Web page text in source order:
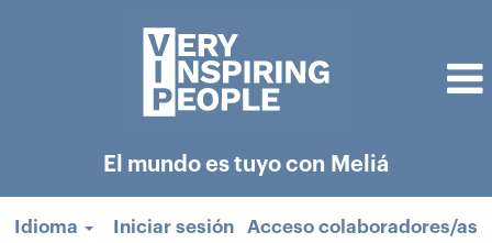
El mundo es tuyo con Meliá
Idioma Iniciar sesión Acceso colaboradores/as